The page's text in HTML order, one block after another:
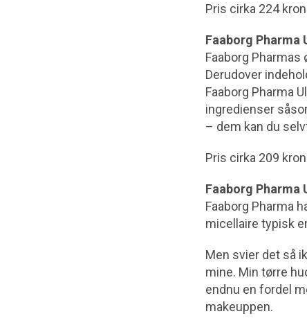
Pris cirka 224
Faaborg Pharma
Faaborg
Derudover
Faaborg Pharma
ingredienser
– dem kan du
Pris cirka 209
Faaborg
Faaborg Pharma
micellaire typisk
Men svier det så
mine. Min tørre
endnu en fordel
makeuppen.